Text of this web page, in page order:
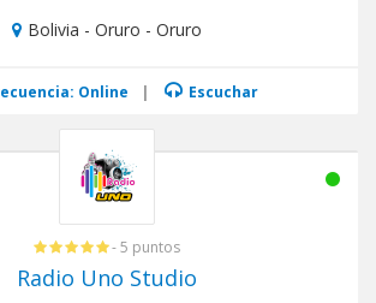
Bolivia - Oruro - Oruro
Online | Escuchar
- 5 puntos
Radio Uno Studio